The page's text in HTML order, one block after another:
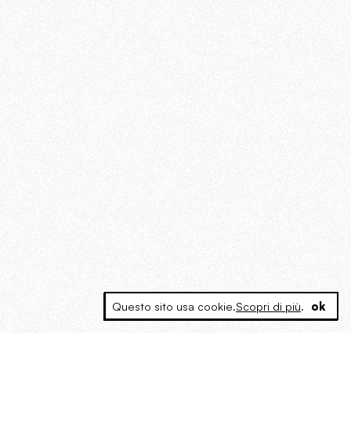
Questo sito usa cookie.Scopri di più. ok